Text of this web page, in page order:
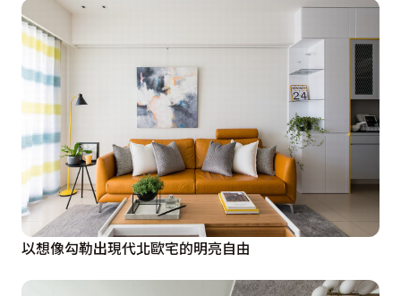
以想像勾勒出現代北歐宅的明亮自由